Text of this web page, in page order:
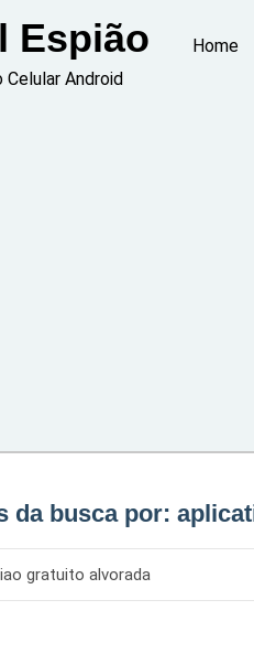
Espião
Celular Android
Home
da busca por: